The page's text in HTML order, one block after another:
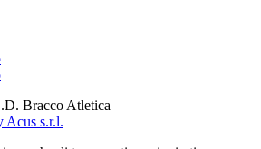
Bracco Atletica
Acus s.r.l.